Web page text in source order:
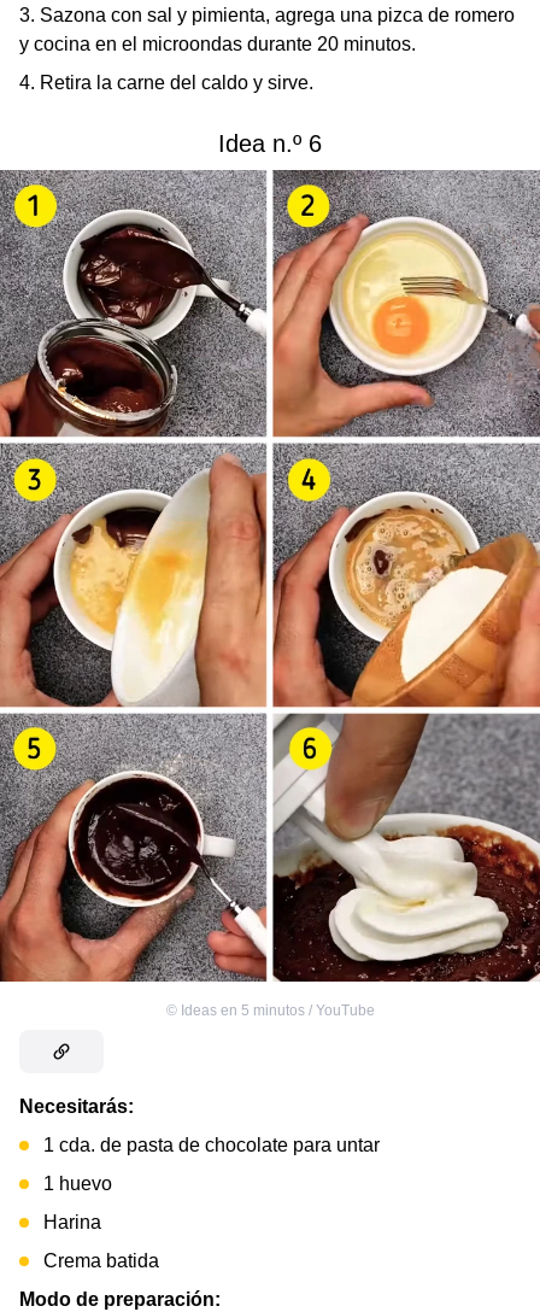
3. Sazona con sal y pimienta, agrega una pizca de romero
y cocina en el microondas durante 20 minutos.
4. Retira la carne del caldo y sirve.
Idea n.º 6
© Ideas en 5 minutos / YouTube
Necesitarás:
1 cda. de pasta de chocolate para untar
1 huevo
Harina
Crema batida
Modo de preparación: